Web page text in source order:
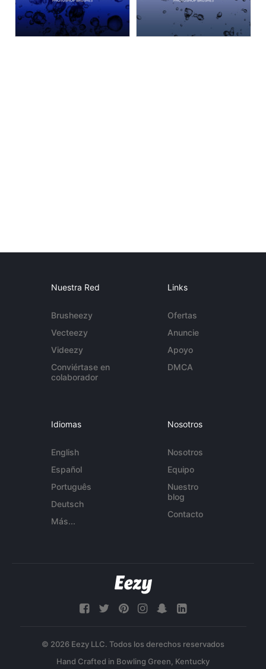
Nuestra Red
Brusheezy
Vecteezy
Videezy
Conviértase en
colaborador
Links
Ofertas
Anuncie
Apoyo
DMCA
Idiomas
English
Español
Português
Deutsch
Más...
Nosotros
Nosotros
Equipo
Nuestro
blog
Contacto
© 2026 Eezy LLC. Todos los derechos reservados